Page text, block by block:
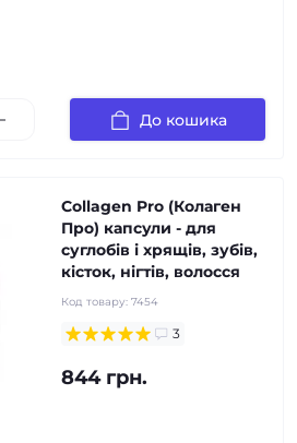
До кошика
Collagen Pro (Колаген
Про) капсули - для
суглобів і хрящів, зубів,
кісток, нігтів, волосся
Код товару: 7454
3
844 грн.